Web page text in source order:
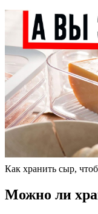
Как хранить сыр,
Можно ли